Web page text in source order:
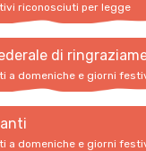
riconosciuti per legge
di
a domeniche e giorni
a domeniche e giorni